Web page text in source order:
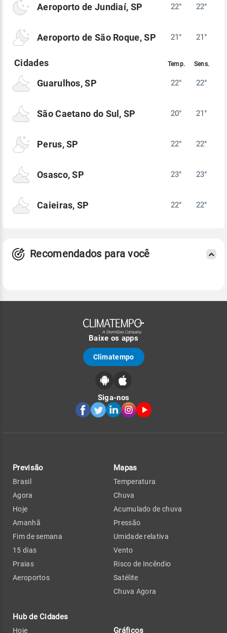
Aeroporto de Jundiaí, SP 22° 22°
Aeroporto de São Roque, SP 21° 21°
Guarulhos, SP 22° 22°
São Caetano do Sul, SP 20° 21°
Perus, SP 22° 22°
Osasco, SP 23° 23°
Caieiras, SP 22° 22°
Recomendados para você
Baixe os apps
Climatempo
Siga-nos
Previsão
Brasil
Agora
Hoje
Amanhã
Fim de semana
15 dias
Praias
Aeroportos
Hub de Cidades
Hoje
Mapas
Temperatura
Chuva
Acumulado de chuva
Pressão
Umidade relativa
Vento
Risco de Incêndio
Satélite
Chuva Agora
Gráficos